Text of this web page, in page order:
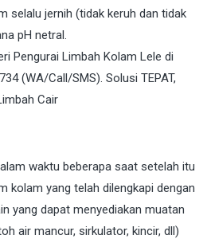
selalu jernih (tidak keruh dan tidak
pH netral.
waktu beberapa saat setelah itu
kolam yang telah dilengkapi dengan
yang dapat menyediakan muatan
air mancur, sirkulator, kincir, dll)